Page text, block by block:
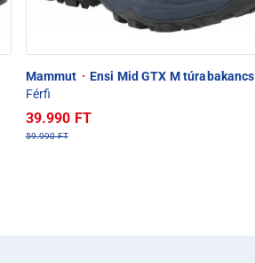
Mammut · Ensi Mid GTX M túrabakancs
Férfi
39.990 FT
59.990 FT